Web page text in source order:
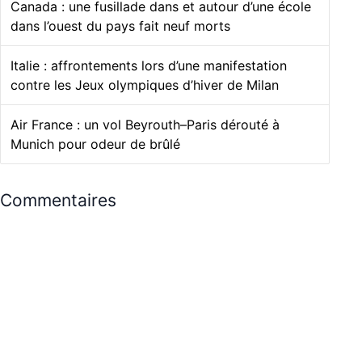
Canada : une fusillade dans et autour d’une école
dans l’ouest du pays fait neuf morts
Italie : affrontements lors d’une manifestation
contre les Jeux olympiques d’hiver de Milan
Air France : un vol Beyrouth–Paris dérouté à
Munich pour odeur de brûlé
Commentaires